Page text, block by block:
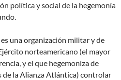
política y social de la hegemonía
una organización militar y de
norteamericano (el mayor
y el que hegemoniza de
de la Alianza Atlántica) controlar